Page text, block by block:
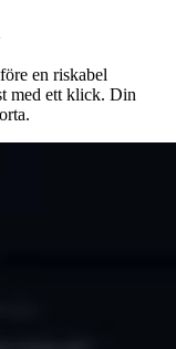
en riskabel
med ett klick. Din